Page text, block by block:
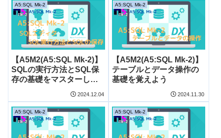
A5:SQL Mk-2
【A5M2(A5:SQL Mk-2)】
SQLの実行方法とSQL保
存の基礎をマスターしよ
2024.12.04
A5:SQL Mk-2
【A5M2(A5:SQL Mk-2)】
テーブルとデータ操作の
基礎を覚えよう
2024.11.30
A5:SQL Mk-2 A5:SQL Mk-2